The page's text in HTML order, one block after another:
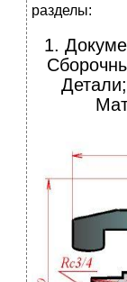
pазделы:
1.